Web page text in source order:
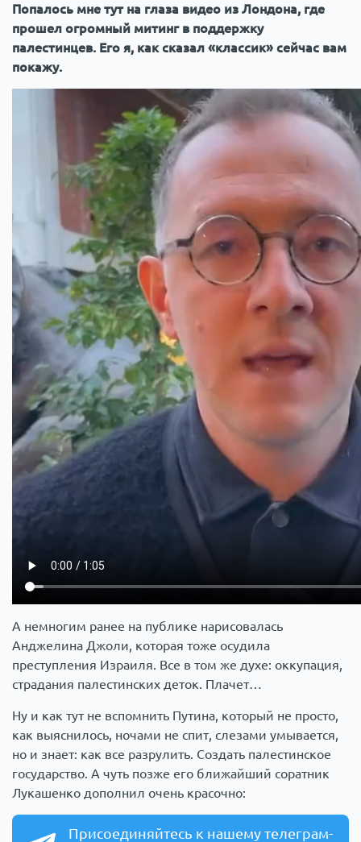
Попалось мне тут на глаза видео из Лондона, где
прошел огромный митинг в поддержку
палестинцев. Его я, как сказал «классик» сейчас вам
покажу.
А немногим ранее на публике нарисовалась
Анджелина Джоли, которая тоже осудила
преступления Израиля. Все в том же духе: оккупация,
страдания палестинских деток. Плачет…
Ну и как тут не вспомнить Путина, который не просто,
как выяснилось, ночами не спит, слезами умывается,
но и знает: как все разрулить. Создать палестинское
государство. А чуть позже его ближайший соратник
Лукашенко дополнил очень красочно:
Присоединяйтесь к нашему телеграм-